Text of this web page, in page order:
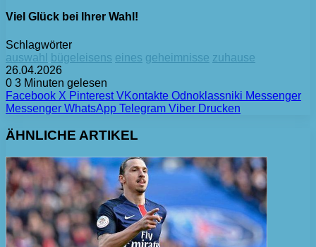
Viel Glück bei Ihrer Wahl!
Schlagwörter
auswahl
bügeleisens eines geheimnisse zuhause
26.04.2026
0 3 Minuten gelesen
Facebook X Pinterest VKontakte Odnoklassniki Messenger
Messenger WhatsApp Telegram Viber Drucken
ÄHNLICHE ARTIKEL